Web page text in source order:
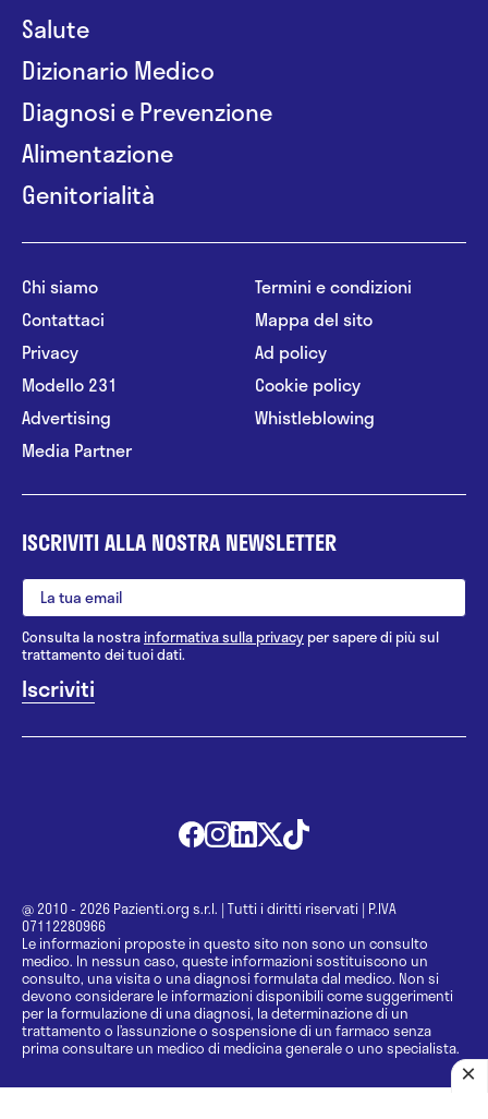
Salute
Dizionario Medico
Diagnosi e Prevenzione
Alimentazione
Genitorialità
Chi siamo
Contattaci
Privacy
Modello 231
Advertising
Media Partner
Termini e condizioni
Mappa del sito
Ad policy
Cookie policy
Whistleblowing
ISCRIVITI ALLA NOSTRA NEWSLETTER
Consulta la nostrainformativa sulla privacy per sapere di più sul
trattamento dei tuoi dati.
@ 2010 - 2026 Pazienti.org s.r.l. | Tutti i diritti riservati | P.IVA
07112280966
Le informazioni proposte in questo sito non sono un consulto
medico. In nessun caso, queste informazioni sostituiscono un
consulto, una visita o una diagnosi formulata dal medico. Non si
devono considerare le informazioni disponibili come suggerimenti
per la formulazione di una diagnosi, la determinazione di un
trattamento o l’assunzione o sospensione di un farmaco senza
prima consultare un medico di medicina generale o uno specialista.